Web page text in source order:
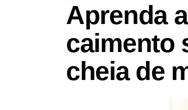
Aprenda
caimento
cheia de